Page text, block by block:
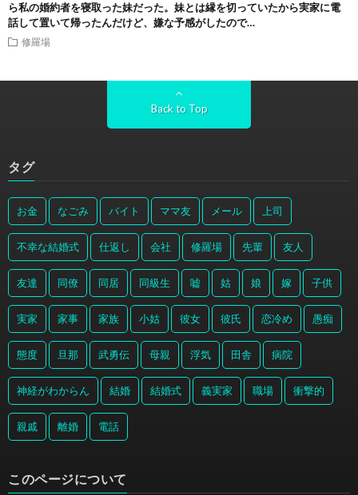
ら私の婚約者を寝取った妹だった。妹とは縁を切っていたから実家に電
話して置いて帰ったんだけど、嫌な予感がしたので…
修羅場
Back to Top
タグ
お金 なごみ バイト ママ友 メール 上司
不幸な結婚式 仕返し 会社 修羅場 先輩 友人
友達 同僚 同居 同級生 嘘 姑 娘 嫁 子供
実家 家事 家族 小姑 彼女 彼氏 恋冷め 愚痴
態度 旦那 武勇伝 母親 浮気 田舎 病院
神経がわからん 結婚 結婚式 義実家 職場 衝撃的
親戚 離婚 電話
このページについて